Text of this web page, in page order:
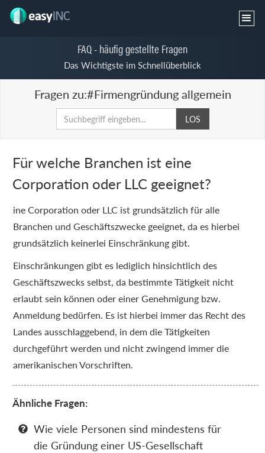
FAQ - häufig gestellte Fragen
Das Wichtigste im Schnellüberblick
Fragen zu:#Firmengründung allgemein
Für welche Branchen ist eine
Corporation oder LLC geeignet?
ine Corporation oder LLC ist grundsätzlich für alle
Branchen und Geschäftszwecke geeignet, da es hierbei
grundsätzlich keinerlei Einschränkung gibt.
Einschränkungen gibt es lediglich hinsichtlich des
Geschäftszwecks selbst, da bestimmte Tätigkeit nicht
erlaubt sein können oder einer Genehmigung bzw.
Anmeldung bedürfen. Es ist hierbei immer das Recht des
Landes ausschlaggebend, in dem die Tätigkeiten
durchgeführt werden und nicht zwingend immer die
amerikanischen Vorschriften.
Ähnliche Fragen:

Wie viele Personen sind mindestens für
die Gründung einer US-Gesellschaft